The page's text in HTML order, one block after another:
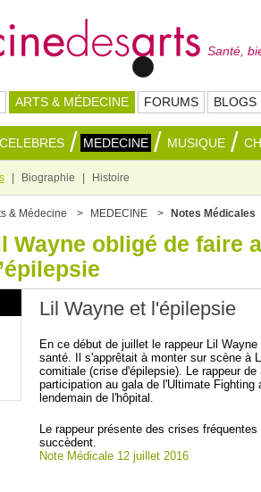
Santé,
ARTS & MÉDECINE FORUMS BLOGS
MEDECINE MUSIQUE
Biographie Histoire
& Médecine MEDECINE Notes Médicales
Wayne obligé de faire
Lil Wayne et l'épilepsie
En ce début de juillet le rappeur Lil
santé. Il s'apprêtait à monter sur scène à
comitiale (crise d'épilepsie). Le rappeur
participation au gala de l'Ultimate
lendemain de l'hôpital.
Le rappeur présente des crises
succèdent.
Note Médicale 12 juillet 2016